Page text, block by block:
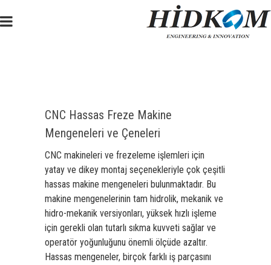
CNC Hassas Freze Makine
Mengeneleri ve Çeneleri
CNC makineleri ve frezeleme işlemleri için
yatay ve dikey montaj seçenekleriyle çok çeşitli
hassas makine mengeneleri bulunmaktadır. Bu
makine mengenelerinin tam hidrolik, mekanik ve
hidro-mekanik versiyonları, yüksek hızlı işleme
için gerekli olan tutarlı sıkma kuvveti sağlar ve
operatör yoğunluğunu önemli ölçüde azaltır.
Hassas mengeneler, birçok farklı iş parçasını